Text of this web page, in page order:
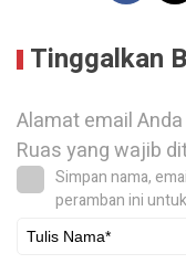
Tinggalkan
Alamat email
Ruas yang wajib
Simpan nama,
peramban ini